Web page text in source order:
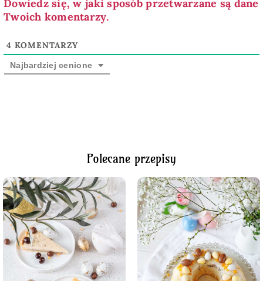
Dowiedz się, w jaki sposób przetwarzane są dane
Twoich komentarzy.
4 KOMENTARZY
Najbardziej cenione
Polecane przepisy